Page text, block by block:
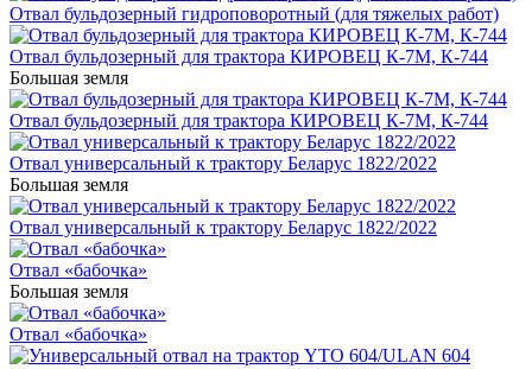
Отвал бульдозерный гидроповоротный (для тяжелых работ)
Отвал бульдозерный для трактора КИРОВЕЦ К-7М, К-744
Большая земля
Отвал бульдозерный для трактора КИРОВЕЦ К-7М, К-744
Отвал универсальный к трактору Беларус 1822/2022
Большая земля
Отвал универсальный к трактору Беларус 1822/2022
Отвал «бабочка»
Большая земля
Отвал «бабочка»